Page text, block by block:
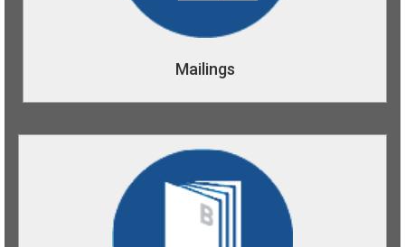
Mailings
und Kommissionierung, sowie den Versand und andere
logistische Leistungen.
Klebebindung oder Drahtheftung ? Für uns ist beides kein
Problem. Von DIN A6 bis DIN A4 können wir Ihnen